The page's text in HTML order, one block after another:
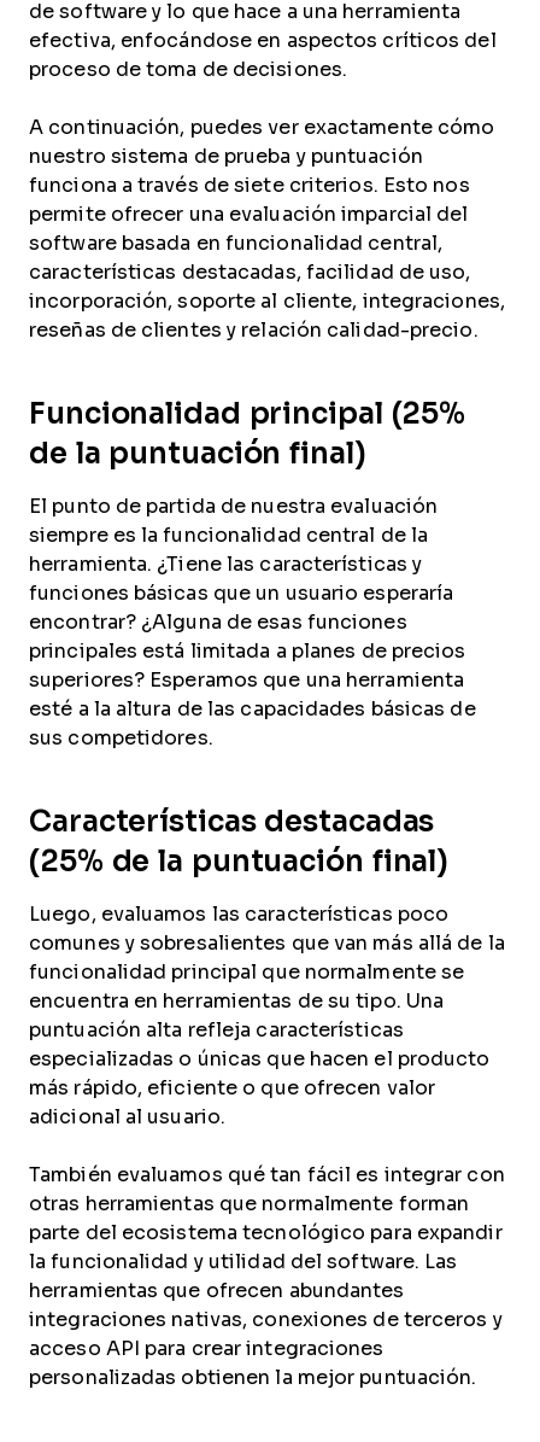
de software y lo que hace a una herramienta
efectiva, enfocándose en aspectos críticos del
proceso de toma de decisiones.
A continuación, puedes ver exactamente cómo
nuestro sistema de prueba y puntuación
funciona a través de siete criterios. Esto nos
permite ofrecer una evaluación imparcial del
software basada en funcionalidad central,
características destacadas, facilidad de uso,
incorporación, soporte al cliente, integraciones,
reseñas de clientes y relación calidad-precio.
Funcionalidad principal (25%
de la puntuación final)
El punto de partida de nuestra evaluación
siempre es la funcionalidad central de la
herramienta. ¿Tiene las características y
funciones básicas que un usuario esperaría
encontrar? ¿Alguna de esas funciones
principales está limitada a planes de precios
superiores? Esperamos que una herramienta
esté a la altura de las capacidades básicas de
sus competidores.
Características destacadas
(25% de la puntuación final)
Luego, evaluamos las características poco
comunes y sobresalientes que van más allá de la
funcionalidad principal que normalmente se
encuentra en herramientas de su tipo. Una
puntuación alta refleja características
especializadas o únicas que hacen el producto
más rápido, eficiente o que ofrecen valor
adicional al usuario.
También evaluamos qué tan fácil es integrar con
otras herramientas que normalmente forman
parte del ecosistema tecnológico para expandir
la funcionalidad y utilidad del software. Las
herramientas que ofrecen abundantes
integraciones nativas, conexiones de terceros y
acceso API para crear integraciones
personalizadas obtienen la mejor puntuación.